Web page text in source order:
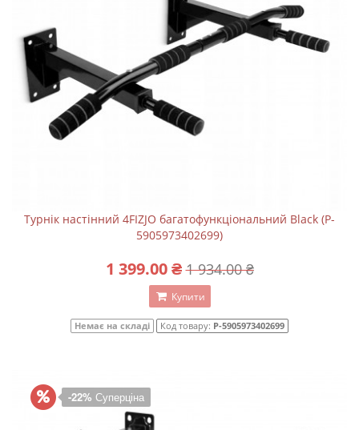
Турнік настінний 4FIZJO багатофункціональний Black (P-
5905973402699)
1 399.00 ₴ 1 934.00 ₴
Купити
Немає на складі Код товару: P-5905973402699
-22% Суперціна